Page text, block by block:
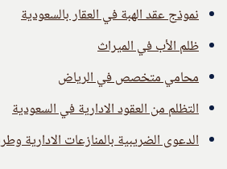
نموذج عقد الهبة في العقار بالسعودية
ظلم الأب في الميراث
محامي متخصص في الرياض
التظلم من العقود الادارية في السعودية
الدعوى الضريبية بالمنازعات الادارية